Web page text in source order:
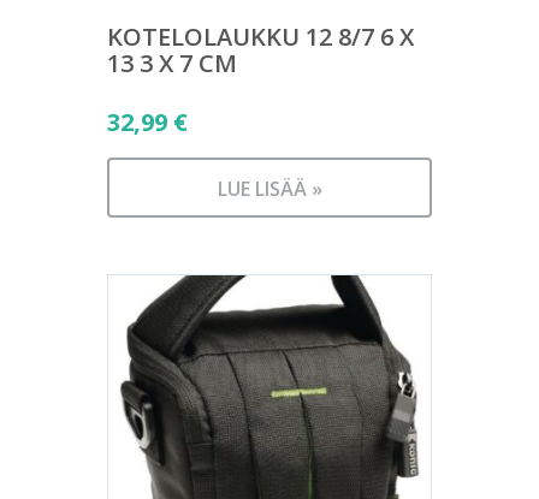
KOTELOLAUKKU 12 8/7 6 X
13 3 X 7 CM
32,99 €
LUE LISÄÄ »